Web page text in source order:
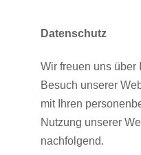
Kissen
und
Datenschutz
Wir freuen uns über
Besuch unserer
mit Ihren
Nutzung unserer
nachfolgend.